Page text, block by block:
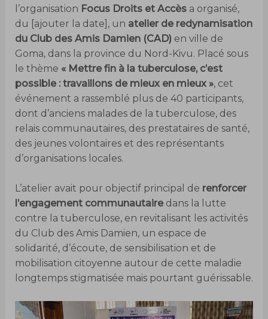
l’organisation Focus Droits et Accèsa organisé,
du [ajouter la date], un atelier de redynamisation
du Club des Amis Damien (CAD) en ville de
Goma, dans la province du Nord-Kivu. Placé sous
le thème « Mettre fin à la tuberculose, c’est
possible : travaillons de mieux en mieux », cet
événement a rassemblé plus de 40 participants,
dont d’anciens malades de la tuberculose, des
relais communautaires, des prestataires de santé,
des jeunes volontaires et des représentants
d’organisations locales.
L’atelier avait pour objectif principal de renforcer
l’engagement communautairedans la lutte
contre la tuberculose, en revitalisant les activités
du Club des Amis Damien, un espace de
solidarité, d’écoute, de sensibilisation et de
mobilisation citoyenne autour de cette maladie
longtemps stigmatisée mais pourtant guérissable.